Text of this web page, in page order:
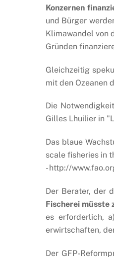
Konzernen
und Bürger
Klimawandel von
Gründen
Gleichzeitig
mit den Ozeanen
Die
Gilles Lhuilier in
Das blaue
scale fisheries in
- http://
Der Berater, der
Fischerei müsste
es erforderlich,
erwirtschaften,
Der GFP-